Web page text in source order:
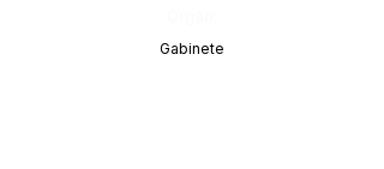
Gabinete